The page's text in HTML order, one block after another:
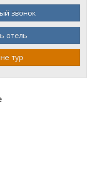
звонок
отель
тур